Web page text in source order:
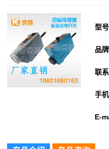
型号
品牌
联
手
E-